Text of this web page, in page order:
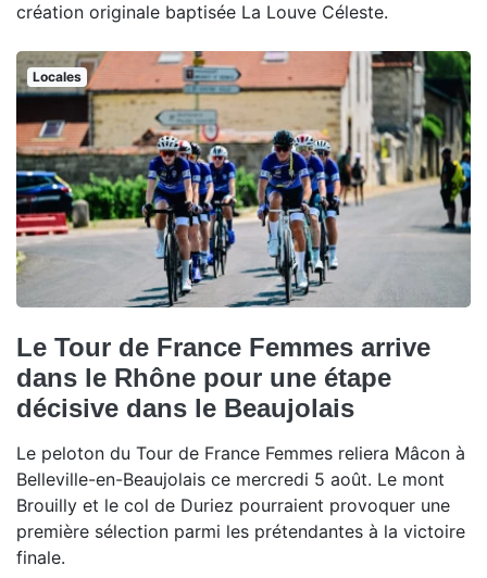
création originale baptisée La Louve Céleste.
Locales
Le Tour de France Femmes arrive
dans le Rhône pour une étape
décisive dans le Beaujolais
Le peloton du Tour de France Femmes reliera Mâcon à
Belleville-en-Beaujolais ce mercredi 5 août. Le mont
Brouilly et le col de Duriez pourraient provoquer une
première sélection parmi les prétendantes à la victoire
finale.